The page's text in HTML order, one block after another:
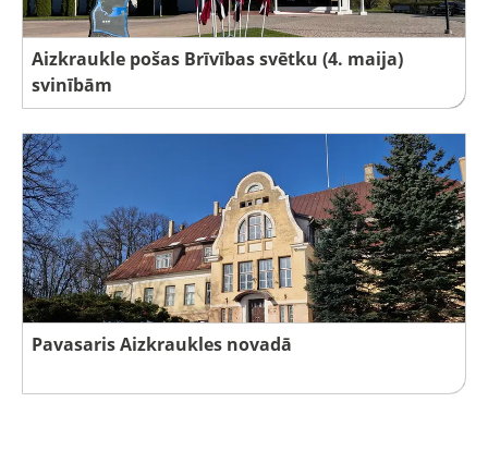
Aizkraukle pošas Brīvības svētku (4. maija)
svinībām
Pavasaris Aizkraukles novadā